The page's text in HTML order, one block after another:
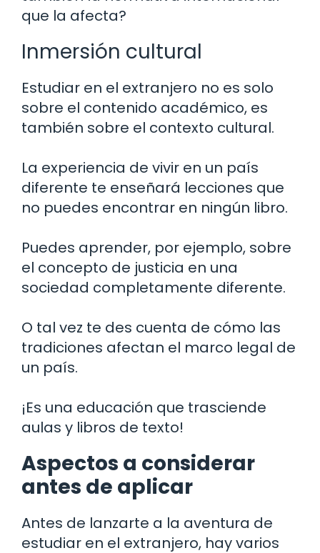
que la afecta?
Inmersión cultural
Estudiar en el extranjero no es solo
sobre el contenido académico, es
también sobre el contexto cultural.
La experiencia de vivir en un país
diferente te enseñará lecciones que
no puedes encontrar en ningún libro.
Puedes aprender, por ejemplo, sobre
el concepto de justicia en una
sociedad completamente diferente.
O tal vez te des cuenta de cómo las
tradiciones afectan el marco legal de
un país.
¡Es una educación que trasciende
aulas y libros de texto!
Aspectos a considerar
antes de aplicar
Antes de lanzarte a la aventura de
estudiar en el extranjero, hay varios